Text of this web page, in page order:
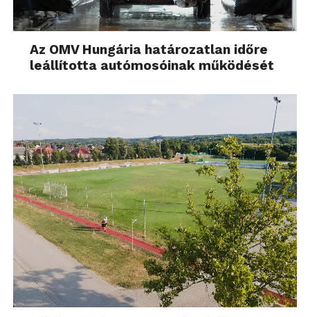
Az OMV Hungária határozatlan időre
leállította autómosóinak működését